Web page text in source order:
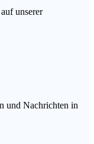
unserer
und Nachrichten in